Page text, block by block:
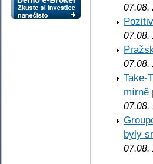
07.08.
07.08.
07.08.
Take-
mírně
07.08.
byly
07.08.